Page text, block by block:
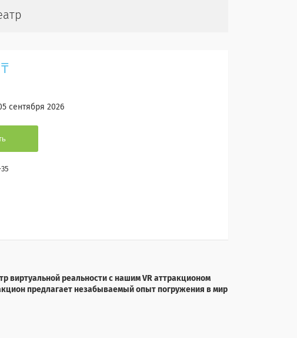
сентября 2026
виртуальной реальности с нашим VR аттракционом
предлагает незабываемый опыт погружения в мир